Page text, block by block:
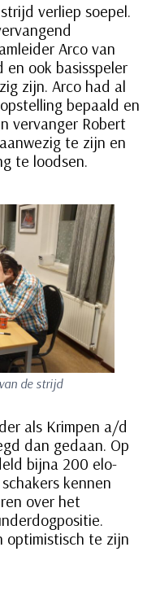
verliep soepel.
Arco van
en ook basisspeler
zijn. Arco had al
bepaald en
vervanger Robert
te zijn en
te loodsen.
de strijd
als Krimpen a/d
dan gedaan. Op
bijna 200 elo-
kennen
over het
optimistisch te zijn